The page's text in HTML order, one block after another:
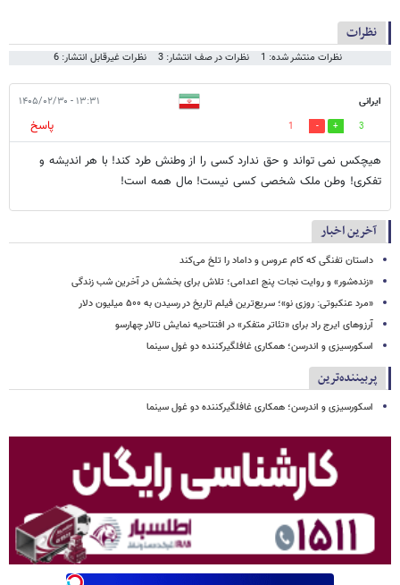
نظرات
نظرات منتشر شده: 1 نظرات در صف انتشار: 3 نظرات غیرقابل انتشار: 6
ایرانی ۱۳:۳۱ - ۱۴۰۵/۰۲/۳۰
3
1
پاسخ
هیچکس نمی تواند و حق ندارد کسی را از وطنش طرد کند! با هر اندیشه و
تفکری! وطن ملک شخصی کسی نیست! مال همه است!
آخرین اخبار
داستان تفنگی که کام عروس و داماد را تلخ می‌کند
«زنده‌شور» و روایت نجات پنج اعدامی؛ تلاش برای بخشش در آخرین شب زندگی
«مرد عنکبوتی: روزی نو»؛ سریع‌ترین فیلم تاریخ در رسیدن به ۵۰۰ میلیون دلار
آرزوهای ایرج راد برای «تئاتر متفکر» در افتتاحیه نمایش تالار چهارسو
اسکورسیزی و اندرسن؛ همکاری غافلگیرکننده دو غول سینما
پربیننده‌ترین
اسکورسیزی و اندرسن؛ همکاری غافلگیرکننده دو غول سینما